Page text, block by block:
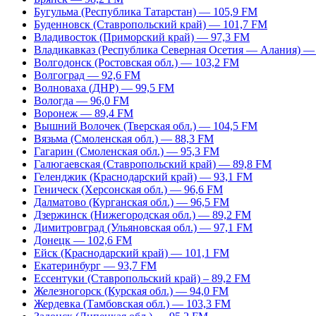
Бугульма (Республика Татарстан) — 105,9 FM
Буденновск (Ставропольский край) — 101,7 FM
Владивосток (Приморский край) — 97,3 FM
Владикавказ (Республика Северная Осетия — Алания)
Волгодонск (Ростовская обл.) — 103,2 FM
Волгоград — 92,6 FM
Волноваха (ДНР) — 99,5 FM
Вологда — 96,0 FM
Воронеж — 89,4 FM
Вышний Волочек (Тверская обл.) — 104,5 FM
Вязьма (Смоленская обл.) — 88,3 FM
Гагарин (Смоленская обл.) — 95,3 FM
Галюгаевская (Ставропольский край) — 89,8 FM
Геленджик (Краснодарский край) — 93,1 FM
Геническ (Херсонская обл.) — 96,6 FM
Далматово (Курганская обл.) — 96,5 FM
Дзержинск (Нижегородская обл.) — 89,2 FM
Димитровград (Ульяновская обл.) — 97,1 FM
Донецк — 102,6 FM
Ейск (Краснодарский край) — 101,1 FM
Екатеринбург — 93,7 FM
Ессентуки (Ставропольский край) – 89,2 FM
Железногорск (Курская обл.) — 94,0 FM
Жердевка (Тамбовская обл.) — 103,3 FM